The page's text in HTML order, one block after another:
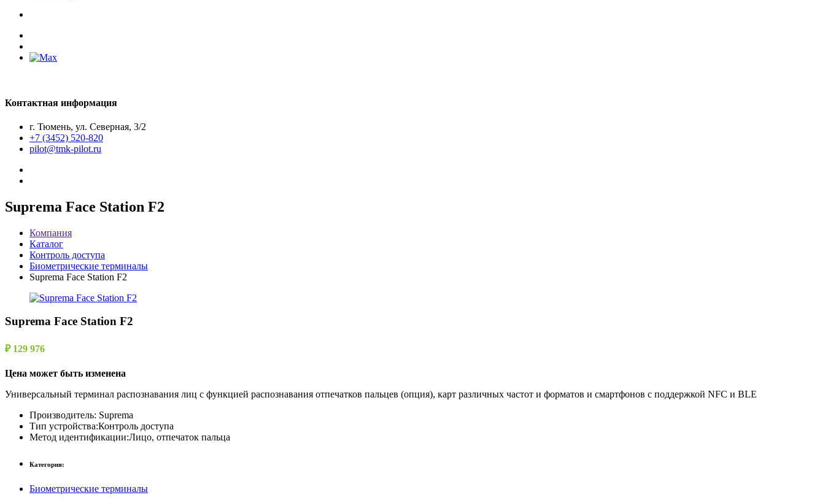
Контактная информация
г. Тюмень, ул. Северная, 3/2
+7 (3452) 520-820
pilot@tmk-pilot.ru
Suprema Face Station F2
Компания
Каталог
Контроль доступа
Биометрические терминалы
Suprema Face Station F2
Suprema Face Station F2
₽ 129 976
Цена может быть изменена
Универсальный терминал распознавания лиц с функцией распознавания отпечатков пальцев (опция), карт различных частот и форматов и смартфонов с поддержкой NFC и BLE
Производитель: Suprema
Тип устройства:Контроль доступа
Метод идентификации:Лицо, отпечаток пальца
Категория:
Биометрические терминалы